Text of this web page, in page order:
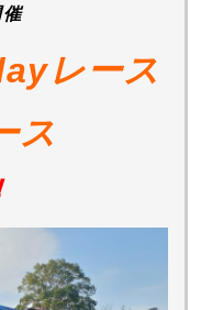
催
レース
ス